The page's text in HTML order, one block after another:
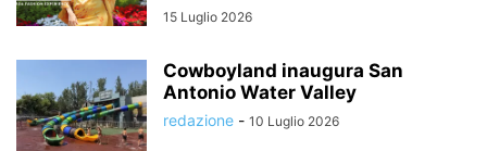
15 Luglio 2026
Cowboyland inaugura San
Antonio Water Valley
redazione - 10 Luglio 2026